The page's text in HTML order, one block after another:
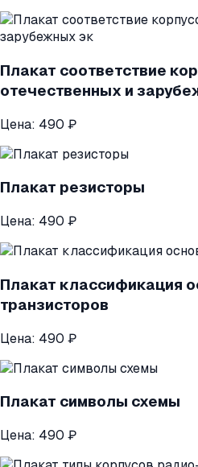
Плакат соответствие
отечественных и
Цена: 490 ₽
Плакат резисторы
Цена: 490 ₽
Плакат классификация
транзисторов
Цена: 490 ₽
Плакат символы схемы
Цена: 490 ₽